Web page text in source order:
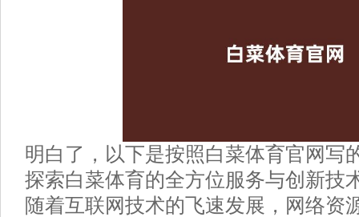
明白了，以下是按照白菜体育官网写
探索白菜体育的全方位服务与创新技
随着互联网技术的飞速发展，网络资